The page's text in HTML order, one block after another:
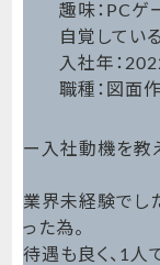
趣味：PCゲ
自覚してい
入社年：
職種：図面
ー入社動機を教
業界未経験でし
った為。
待遇も良く、1